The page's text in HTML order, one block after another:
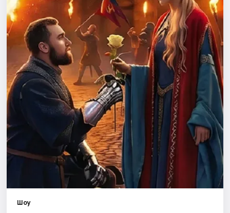
Города
Площадки
Артисты
Рейтинги
Шоу